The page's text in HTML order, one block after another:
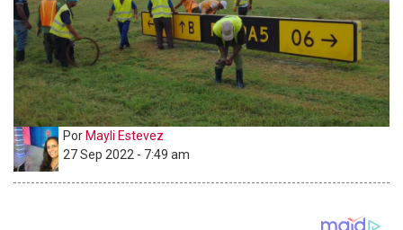
Por Mayli Estevez
27 Sep 2022 - 7:49 am